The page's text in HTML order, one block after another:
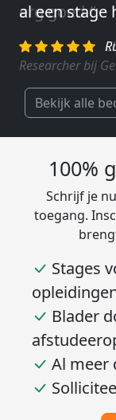
erg goed.″
Researcher bij
Bekijk alle
100%
Schrijf je
toegang.
Stages
Blader
Al meer